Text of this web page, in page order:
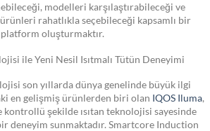
modelleri karşılaştırabileceği ve
rahatlıkla seçebileceği kapsamlı bir
platform oluşturmaktır.
ile Yeni Nesil Isıtmalı Tütün Deneyimi
son yıllarda dünya genelinde büyük ilgi
en gelişmiş ürünlerden biri olan IQOS Iluma,
şekilde ısıtan teknolojisi sayesinde
deneyim sunmaktadır. Smartcore Induction